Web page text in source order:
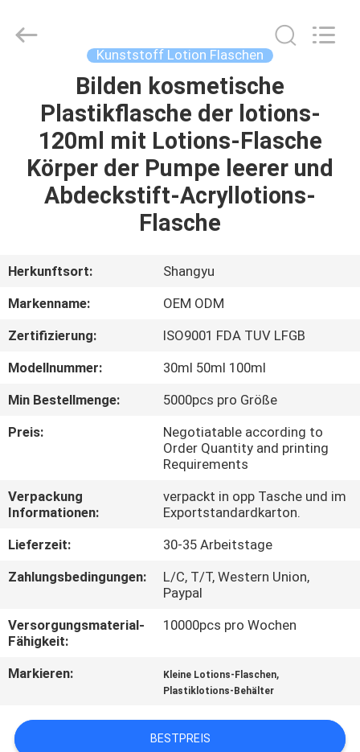
PRODUKTE
ÜBER
FABRIK-
AUSFLUG
QUALITÄTSKONTROLLE
TRETEN
SIE
IN
VERBINDUNG
FORDERN
EIN
ZITAT
SITEMAP
Plastic
Kunststoff Lotion Flaschen
Bilden kosmetische
Plastikflasche der lotions-
120ml mit Lotions-Flasche
Körper der Pumpe leerer und
Abdeckstift-Acryllotions-
Flasche
Herkunftsort:
Shangyu
Markenname:
OEM ODM
Zertifizierung:
ISO9001 FDA TUV LFGB
Modellnummer:
30ml 50ml 100ml
Min Bestellmenge:
5000pcs pro Größe
Preis:
Negotiatable according to
Order Quantity and printing
Requirements
Verpackung
Informationen:
verpackt in opp Tasche und im
Exportstandardkarton.
Lieferzeit:
30-35 Arbeitstage
Zahlungsbedingungen:
L/C, T/T, Western Union,
Paypal
Versorgungsmaterial-
Fähigkeit:
10000pcs pro Wochen
Markieren: Kleine Lotions-Flaschen,
Plastiklotions-Behälter
BESTPREIS